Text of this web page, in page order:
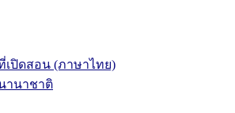
เปิดสอน (ภาษาไทย)
านาชาติ